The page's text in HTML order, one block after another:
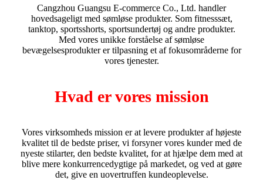
Cangzhou Guangsu E-commerce Co., Ltd. handler
hovedsageligt med sømløse produkter. Som fitnesssæt,
tanktop, sportsshorts, sportsundertøj og andre produkter.
Med vores unikke forståelse af sømløse
bevægelsesprodukter er tilpasning et af fokusområderne for
vores tjenester.
Hvad er vores mission
Vores virksomheds mission er at levere produkter af højeste
kvalitet til de bedste priser, vi forsyner vores kunder med de
nyeste stilarter, den bedste kvalitet, for at hjælpe dem med at
blive mere konkurrencedygtige på markedet, og ved at gøre
det, give en uovertruffen kundeoplevelse.